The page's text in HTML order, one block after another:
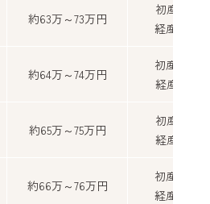
約63万～73万円
初産婦15
経産婦10
約64万～74万円
初産婦16
経産婦11
約65万～75万円
初産婦17
経産婦12
約66万～76万円
初産婦18
経産婦13